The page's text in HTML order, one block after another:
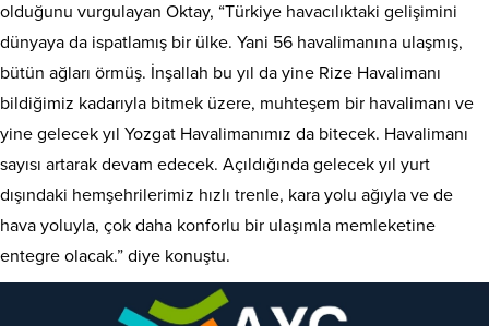
olduğunu vurgulayan Oktay, “Türkiye havacılıktaki gelişimini
dünyaya da ispatlamış bir ülke. Yani 56 havalimanına ulaşmış,
bütün ağları örmüş. İnşallah bu yıl da yine Rize Havalimanı
bildiğimiz kadarıyla bitmek üzere, muhteşem bir havalimanı ve
yine gelecek yıl Yozgat Havalimanımız da bitecek. Havalimanı
sayısı artarak devam edecek. Açıldığında gelecek yıl yurt
dışındaki hemşehrilerimiz hızlı trenle, kara yolu ağıyla ve de
hava yoluyla, çok daha konforlu bir ulaşımla memleketine
entegre olacak.” diye konuştu.